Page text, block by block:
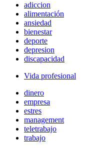
adiccion
alimentación
ansiedad
bienestar
deporte
depresion
discapacidad
Vida profesional
dinero
empresa
estres
management
teletrabajo
trabajo